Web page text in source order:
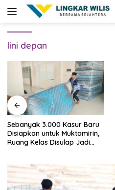
lini depan
Sebanyak 3.000 Kasur Baru
Disiapkan untuk Muktamirin,
Ruang Kelas Disulap Jadi